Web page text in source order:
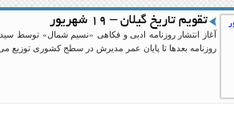
تقویم تاریخ گیلان – ۱۹ شهریور
آغاز انتشار روزنامه ادبی و فکاهی «نسیم شمال» توسط
روزنامه بعدها تا پایان عمر مدیرش در سطح کشوری توزیع می شد. (۱۲۸۶ ش- ۲